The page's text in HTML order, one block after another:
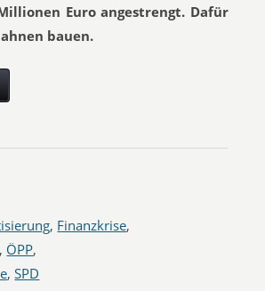
Euro angestrengt. Dafür
bauen.
, Finanzkrise,
, ÖPP,
,SPD